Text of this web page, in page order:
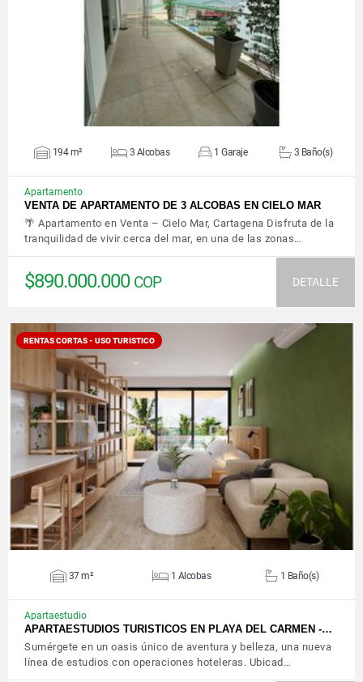
VER DETALLES
194 m² 3 Alcobas 1 Garaje 3 Baño(s)
Apartamento
VENTA DE APARTAMENTO DE 3 ALCOBAS EN CIELO MAR
🌴 Apartamento en Venta – Cielo Mar, Cartagena Disfruta de la
tranquilidad de vivir cerca del mar, en una de las zonas…
$890.000.000 COP DETALLE
RENTAS CORTAS - USO TURISTICO
VER DETALLES
37 m² 1 Alcobas 1 Baño(s)
Apartaestudio
APARTAESTUDIOS TURISTICOS EN PLAYA DEL CARMEN -…
Sumérgete en un oasis único de aventura y belleza, una nueva
línea de estudios con operaciones hoteleras. Ubicad…